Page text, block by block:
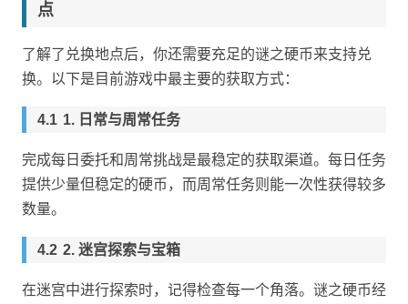
点
了解了兑换地点后，你还需要充足的谜之硬币来支持兑
换。以下是目前游戏中最主要的获取方式：
1. 日常与周常任务
完成每日委托和周常挑战是最稳定的获取渠道。每日任务
提供少量但稳定的硬币，而周常任务则能一次性获得较多
数量。
2. 迷宫探索与宝箱
在迷宫中进行探索时，记得检查每一个角落。谜之硬币经